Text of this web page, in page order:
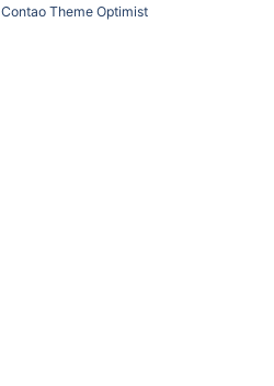
Contao Theme Optimist